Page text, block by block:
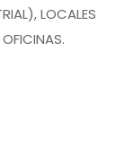
LOCALES